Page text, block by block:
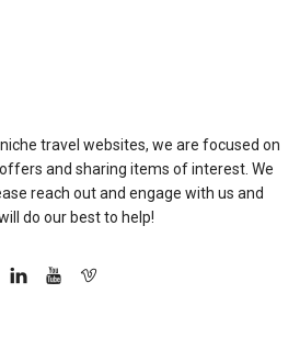
travel websites, we are focused on
and sharing items of interest. We
reach out and engage with us and
do our best to help!